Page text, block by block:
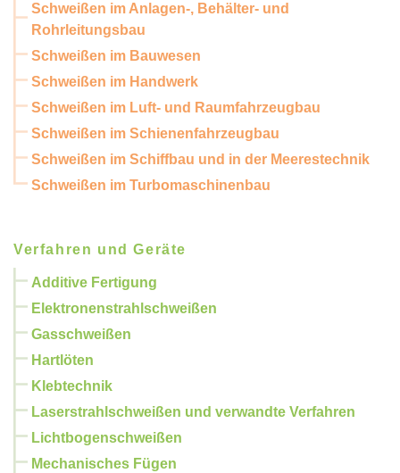
Schweißen im Anlagen-, Behälter- und
Rohrleitungsbau
Schweißen im Bauwesen
Schweißen im Handwerk
Schweißen im Luft- und Raumfahrzeugbau
Schweißen im Schienenfahrzeugbau
Schweißen im Schiffbau und in der Meerestechnik
Schweißen im Turbomaschinenbau
Verfahren und Geräte
Additive Fertigung
Elektronenstrahlschweißen
Gasschweißen
Hartlöten
Klebtechnik
Laserstrahlschweißen und verwandte Verfahren
Lichtbogenschweißen
Mechanisches Fügen